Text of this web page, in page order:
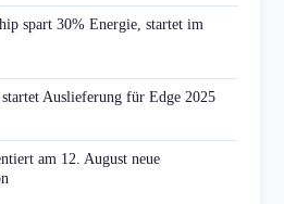
spart 30% Energie, startet im
Auslieferung für Edge 2025
am 12. August neue